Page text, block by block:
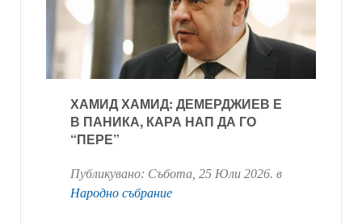
ХАМИД ХАМИД: ДЕМЕРДЖИЕВ Е
В ПАНИКА, КАРА НАП ДА ГО
“ПЕРЕ”
Публикувано: Събота, 25 Юли 2026. в
Народно събрание